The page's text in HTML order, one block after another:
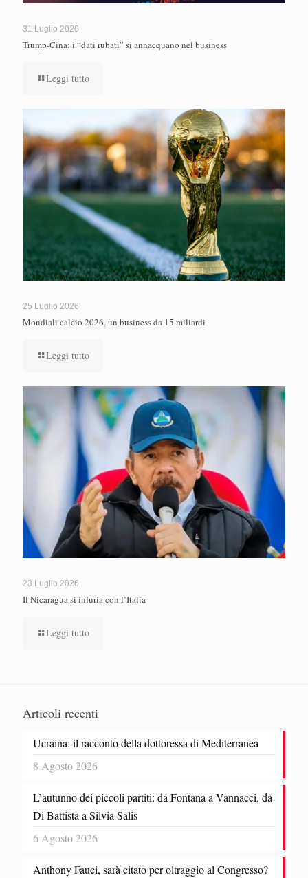
31 Luglio 2026
Trump-Cina: i “dati rubati” si annacquano nel business
Leggi tutto
25 Luglio 2026
Mondiali calcio 2026, un business da 15 miliardi
Leggi tutto
23 Luglio 2026
Il Nicaragua si infuria con l’Italia
Leggi tutto
Articoli recenti
Ucraina: il racconto della dottoressa di Mediterranea
8 Agosto 2026
L’autunno dei piccoli partiti: da Fontana a Vannacci, da
Di Battista a Silvia Salis
6 Agosto 2026
Anthony Fauci, sarà citato per oltraggio al Congresso?